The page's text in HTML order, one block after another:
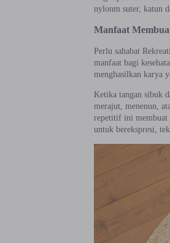
nylonm suter, katun
Manfaat
Perlu sahabat
manfaat bagi
menghasilkan karya
Ketika tangan sibuk
merajut, menenun,
repetitif ini membuat
untuk berekspresi,